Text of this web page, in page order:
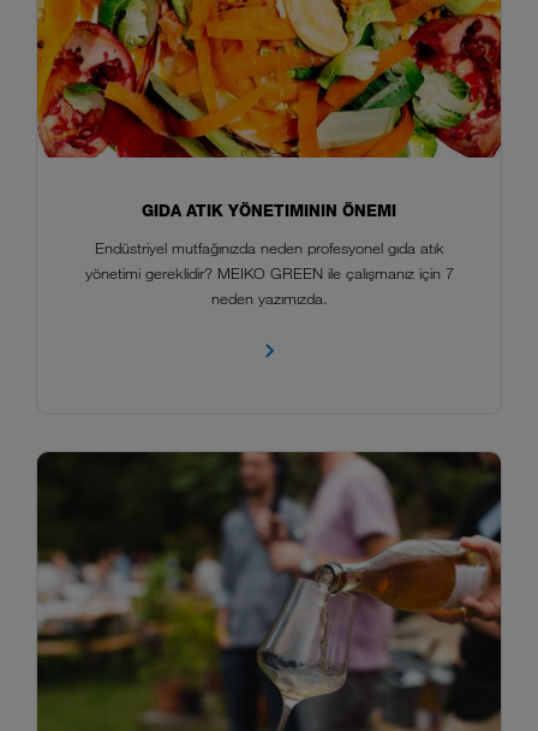
GIDA ATIK YÖNETIMININ ÖNEMI
Endüstriyel mutfağınızda neden profesyonel gıda atık
yönetimi gereklidir? MEIKO GREEN ile çalışmanız için 7
neden yazımızda.